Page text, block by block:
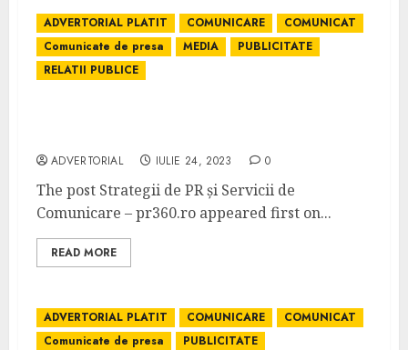
ADVERTORIAL PLATIT COMUNICARE
COMUNICAT
Comunicate de presa
MEDIA
PUBLICITATE
RELATII PUBLICE
ADVERTORIAL IULIE 24, 2023 0
The post Strategii de PR și Servicii de
Comunicare – pr360.ro appeared first on...
READ MORE
ADVERTORIAL PLATIT COMUNICARE
COMUNICAT
Comunicate de presa
PUBLICITATE